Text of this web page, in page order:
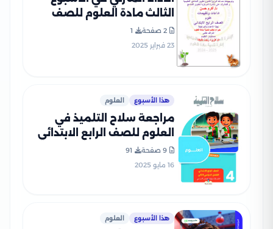
الثالث مادة العلوم للصف
الرابع الإبتدائي الترم الثاني
2025 بصيغة PDF
2 صفحة
1
23 فبراير 2025
هذا الأسبوع العلوم
مراجعة سلاح التلميذ في
العلوم للصف الرابع الابتدائي
الترم الثاني PDF بالاجابات
9 صفحة
91
16 مايو 2025
هذا الأسبوع العلوم